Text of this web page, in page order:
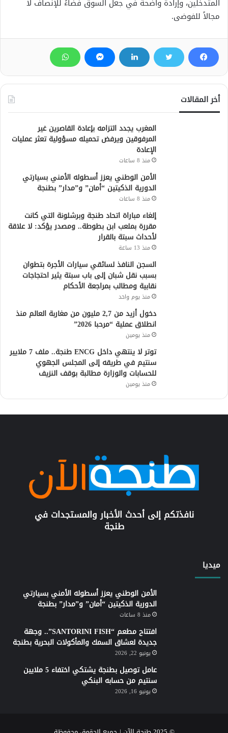
المتدخلين، وإرادة واضحة في جعل السوق فضاءً للإنصاف لا
مجالاً للفوضى.
أخر المقالات
المغرب يجدد التزامه بإعادة القاصرين غير
المرفوقين ويرفض تحميله مسؤولية تعثر عمليات
الإعادة
منذ 8 ساعات
الأمن الوطني يعزز أسطوله الأمني بسيارتي
الدورية الذكيتين “أمان” و”مدار” بطنجة
منذ 8 ساعات
إلغاء مباراة اتحاد طنجة وبرشلونة التي كانت
مقررة بملعب ابن بطوطة.. ومصدر يؤكد: لا علاقة
لأحداث سبتة بالقرار
منذ 13 ساعة
السجن النافذ لسائقي سيارات الأجرة بتطوان
بسبب نقل شبان إلى باب سبتة يثير احتجاجات
نقابية ومطالب بمراجعة الأحكام
منذ يوم واحد
دخول أزيد من 2,7 مليون من مغاربة العالم منذ
انطلاق عملية “مرحبا 2026”
منذ يومين
توتر لا ينتهي داخل ENCG طنجة.. ملف 7 ملايير
سنتيم في طريقه إلى المجلس الجهوي
للحسابات والوزارة مطالبة بوقف النزيف
منذ يومين
نافذتكم إلى أحدث الأخبار والمستجدات في
طنجة
ميديا
الأمن الوطني يعزز أسطوله الأمني بسيارتي
الدورية الذكيتين “أمان” و”مدار” بطنجة
منذ 8 ساعات
افتتاح مطعم “SANTORINI FISH”.. وجهة
جديدة لعشاق السمك والمأكولات البحرية بطنجة
يونيو 22, 2026
عامل توصيل بطنجة يشتكي اختفاء 5 ملايين
سنتيم من حسابه البنكي
يونيو 16, 2026